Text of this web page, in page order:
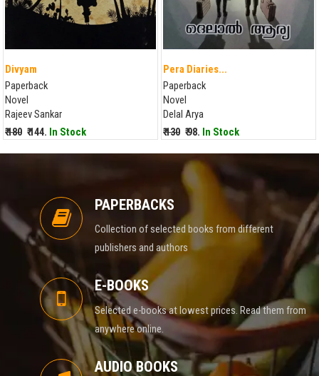
Divyam
Paperback
Novel
Rajeev Sankar
₹ 180 ₹ 144. In Stock
Pera Diaries...
Paperback
Novel
Delal Arya
₹ 130 ₹ 98. In Stock
PAPERBACKS
Collection of selected books from different
publishers and authors
E-BOOKS
Selected e-books at lowest prices. Read them from
anywhere online.
AUDIO BOOKS